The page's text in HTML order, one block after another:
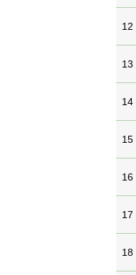
12
13
14
15
16
17
18